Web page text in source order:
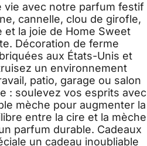
vie avec notre parfum festif
cannelle, clou de girofle,
la joie de Home Sweet
Décoration de ferme
aux États-Unis et
un environnement
patio, garage ou salon
: soulevez vos esprits avec
mèche pour augmenter la
entre la cire et la mèche
parfum durable. Cadeaux
un cadeau inoubliable